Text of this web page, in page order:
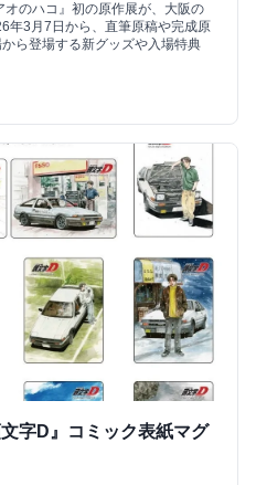
のハコ』初の原作展が、大阪の
年3月7日から、直筆原稿や完成原
ら登場する新グッズや入場特典
字D』コミック表紙マグ